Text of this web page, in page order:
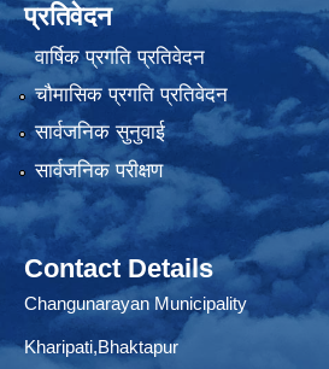
प्रतिवेदन
वार्षिक प्रगति प्रतिवेदन
चौमासिक प्रगति प्रतिवेदन
सार्वजनिक सुनुवाई
सार्वजनिक परीक्षण
Contact Details
Changunarayan Municipality
Kharipati,Bhaktapur